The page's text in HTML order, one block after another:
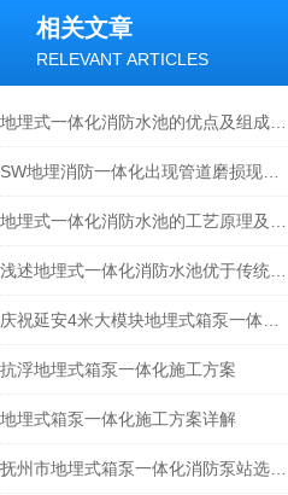
相关文章
RELEVANT ARTICLES
抗浮地埋式箱泵一体化施工方案
地埋式箱泵一体化施工方案详解